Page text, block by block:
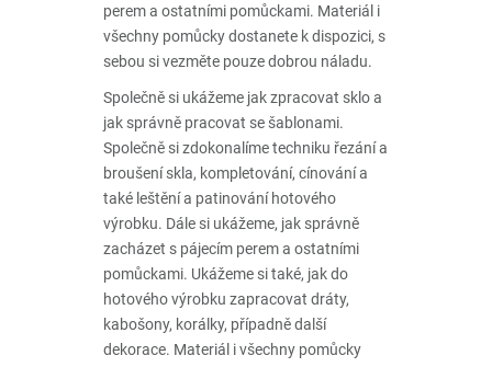
perem a ostatními pomůckami. Materiál i
všechny pomůcky dostanete k dispozici, s
sebou si vezměte pouze dobrou náladu.
Společně si ukážeme jak zpracovat sklo a
jak správně pracovat se šablonami.
Společně si zdokonalíme techniku řezání a
broušení skla, kompletování, cínování a
také leštění a patinování hotového
výrobku. Dále si ukážeme, jak správně
zacházet s pájecím perem a ostatními
pomůckami. Ukážeme si také, jak do
hotového výrobku zapracovat dráty,
kabošony, korálky, případně další
dekorace. Materiál i všechny pomůcky